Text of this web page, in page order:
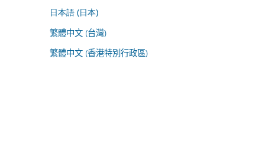
日本語 (日本)
繁體中文 (台灣)
繁體中文 (香港特別行政區)